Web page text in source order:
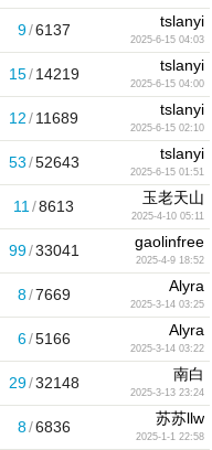
9/6137 tslanyi
2025-6-15 04:03
15/ 14219 tslanyi
2025-6-15 04:00
12/11689 tslanyi
2025-6-15 02:10
53/52643 tslanyi
2025-6-15 01:51
11 /8613 玉老天山
2025-4-10 05:11
99/33041 gaolinfree
2025-4-9 18:52
8/7669 Alyra
2025-3-14 03:25
6/5166 Alyra
2025-3-14 03:22
29/32148 南白
2025-3-13 23:24
8/6836 苏苏llw
2025-1-1 22:58